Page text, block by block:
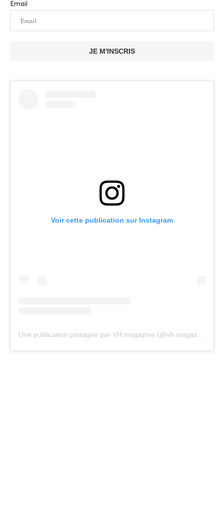
Email
JE M'INSCRIS
Voir cette publication sur Instagram
Une publication partagée par VH magazine (@vh.magazine)